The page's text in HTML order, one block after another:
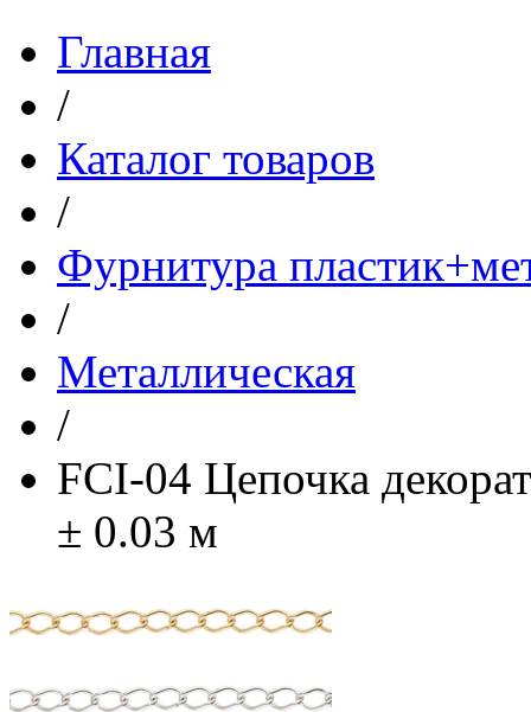
Главная
/
Каталог товаров
/
Фурнитура
/
Металлическая
/
FCI-04 Цепочка
± 0.03 м